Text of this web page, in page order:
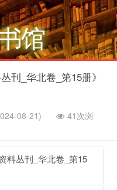
馆
刊_华北卷_第15册》
08-21)
41次浏
料丛刊_华北卷_第15